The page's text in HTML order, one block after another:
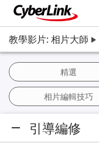
教學影片: 相片大師
精選
相片編輯技巧
引導編修